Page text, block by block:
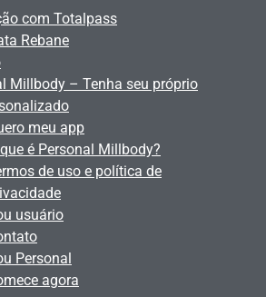
com Totalpass
Rebane
Millbody – Tenha seu próprio
meu app
é Personal Millbody?
de uso e política de
usuário
Personal
agora